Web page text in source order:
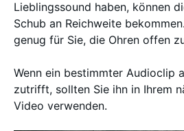
Lieblingssound haben, können
Schub an Reichweite
genug für Sie, die Ohren offen
Wenn ein bestimmter Audioclip
zutrifft, sollten Sie ihn in Ihrem
Video verwenden.